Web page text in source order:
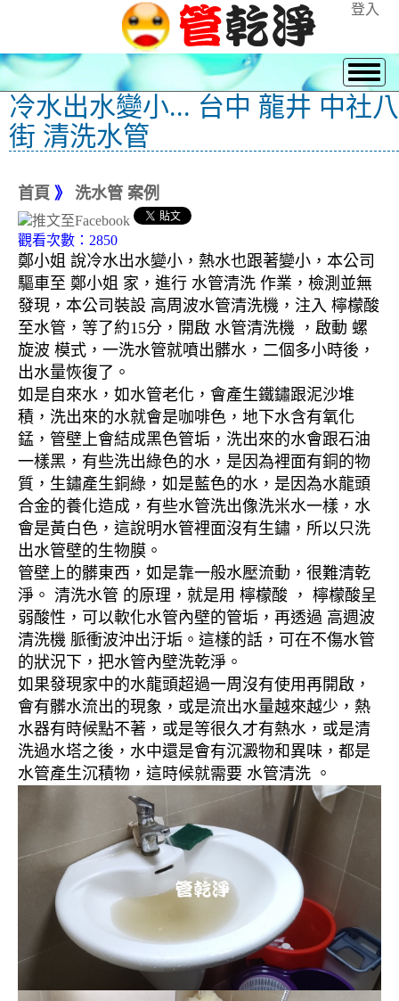
登入
冷水出水變小... 台中 龍井 中社八
街 清洗水管
首頁 》 洗水管 案例
觀看次數：2850
鄭小姐 說冷水出水變小，熱水也跟著變小，本公司
驅車至 鄭小姐 家，進行 水管清洗 作業，檢測並無
發現，本公司裝設 高周波水管清洗機，注入 檸檬酸
至水管，等了約15分，開啟 水管清洗機 ，啟動 螺
旋波 模式，一洗水管就噴出髒水，二個多小時後，
出水量恢復了。
如是自來水，如水管老化，會產生鐵鏽跟泥沙堆
積，洗出來的水就會是咖啡色，地下水含有氧化
錳，管壁上會結成黑色管垢，洗出來的水會跟石油
一樣黑，有些洗出綠色的水，是因為裡面有銅的物
質，生鏽產生銅綠，如是藍色的水，是因為水龍頭
合金的養化造成，有些水管洗出像洗米水一樣，水
會是黃白色，這說明水管裡面沒有生鏽，所以只洗
出水管壁的生物膜。
管壁上的髒東西，如是靠一般水壓流動，很難清乾
淨。 清洗水管 的原理，就是用 檸檬酸 ， 檸檬酸呈
弱酸性，可以軟化水管內壁的管垢，再透過 高週波
清洗機 脈衝波沖出汙垢。這樣的話，可在不傷水管
的狀況下，把水管內壁洗乾淨。
如果發現家中的水龍頭超過一周沒有使用再開啟，
會有髒水流出的現象，或是流出水量越來越少，熱
水器有時候點不著，或是等很久才有熱水，或是清
洗過水塔之後，水中還是會有沉澱物和異味，都是
水管產生沉積物，這時候就需要 水管清洗 。